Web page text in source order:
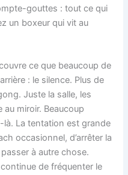
gouttes : tout ce qui
un boxeur qui vit au
ce que beaucoup de
: le silence. Plus de
Juste la salle, les
au miroir. Beaucoup
La tentation est grande
occasionnel, d’arrêter la
à autre chose.
de fréquenter le